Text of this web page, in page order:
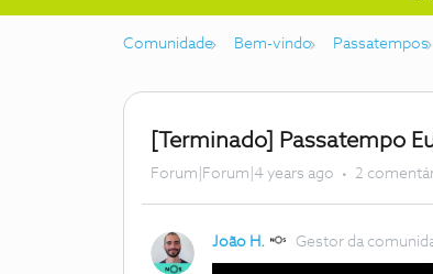
Comunidade Bem-vindo Passatempos
[Terminado] Passatempo
Forum|Forum|4 years ago 2
João H. Gestor da